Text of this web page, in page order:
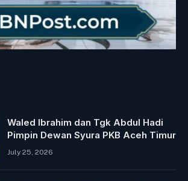
Waled Ibrahim dan Tgk Abdul Hadi
Pimpin Dewan Syura PKB Aceh Timur
July 25, 2026